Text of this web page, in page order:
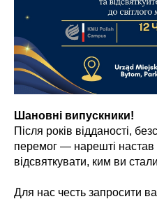
Шановні випускники!
Після років відданості,
перемог — нарешті
відсвяткувати, ким ви
Для нас честь запросити